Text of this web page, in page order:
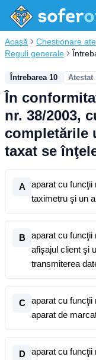
Acasă Chestionare
Reguli generale
Întrebarea 10 Atestat
În
nr. 38/2003,
completările
taxat se
A
aparat cu funcţii
taximetru şi un
B
aparat cu funcţii
afişajul client şi
transmiterea
C
aparat cu funcţii
aparat de
D
aparat cu funcţii